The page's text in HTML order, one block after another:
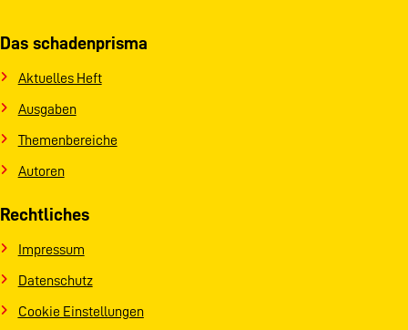
Das schadenprisma
Aktuelles Heft
Ausgaben
Themenbereiche
Autoren
Rechtliches
Impressum
Datenschutz
Cookie Einstellungen